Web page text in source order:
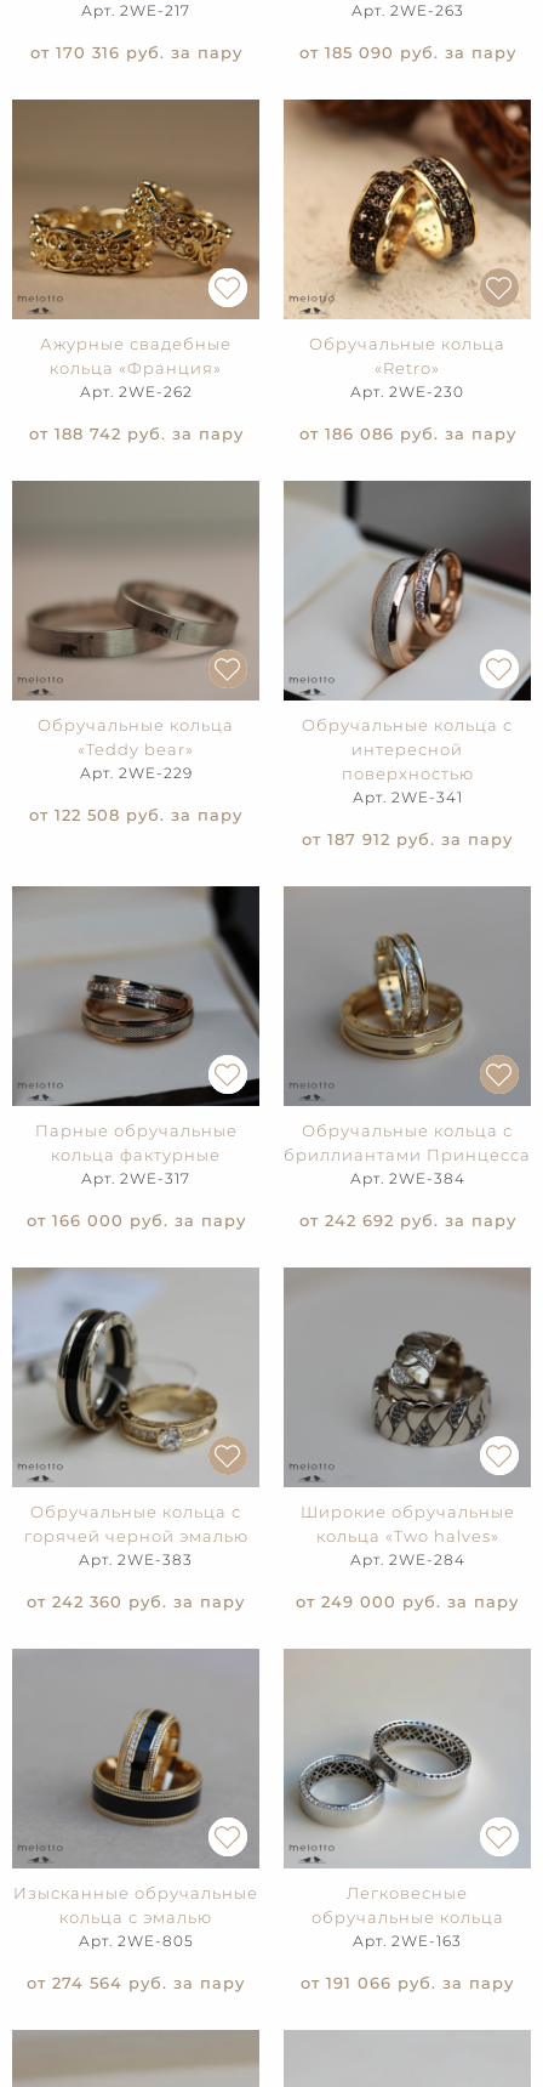
Арт. 2WE-217
от 170 316 руб. за пару
Арт. 2WE-263
от 185 090 руб. за пару
Ажурные свадебные
кольца «Франция»
Арт. 2WE-262
от 188 742 руб. за пару
Обручальные кольца
«Retro»
Арт. 2WE-230
от 186 086 руб. за пару
Обручальные кольца
«Teddy bear»
Арт. 2WE-229
от 122 508 руб. за пару
Обручальные кольца с
интересной
поверхностью
Арт. 2WE-341
от 187 912 руб. за пару
Парные обручальные
кольца фактурные
Арт. 2WE-317
от 166 000 руб. за пару
Обручальные кольца с
бриллиантами Принцесса
Арт. 2WE-384
от 242 692 руб. за пару
Обручальные кольца с
горячей черной эмалью
Арт. 2WE-383
от 242 360 руб. за пару
Широкие обручальные
кольца «Two halves»
Арт. 2WE-284
от 249 000 руб. за пару
Изысканные обручальные
кольца с эмалью
Арт. 2WE-805
от 274 564 руб. за пару
Легковесные
обручальные кольца
Арт. 2WE-163
от 191 066 руб. за пару